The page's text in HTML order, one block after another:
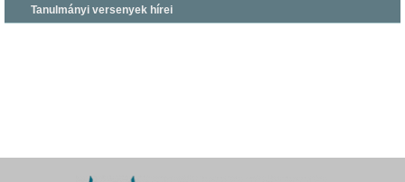
Tanulmányi versenyek hírei